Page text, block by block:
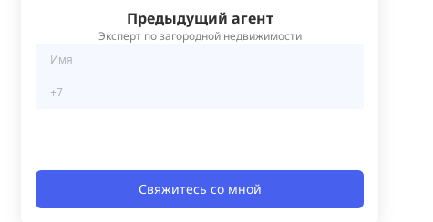
Предыдущий агент
Эксперт по загородной недвижимости
Свяжитесь со мной